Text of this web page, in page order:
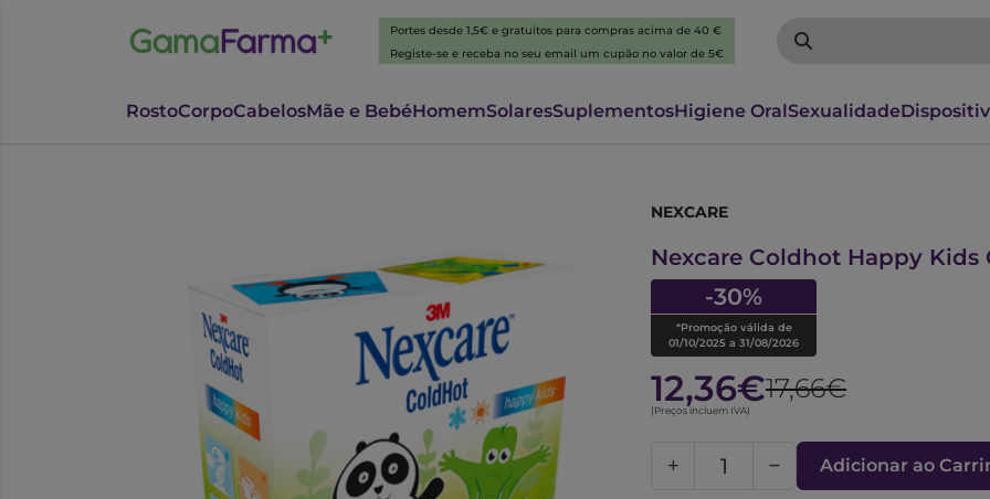
Portes desde 1,5€ e gratuitos para compras acima de 40 €
Registe-se e receba no seu email um cupão no valor de 5€
RostoCorpoCabelosMãe e BebéHomemSolaresSuplementosHigiene OralSexualidade
NEXCARE
Nexcare Coldhot Happy Kids
-30%
*Promoção válida de
01/10/2025 a 31/08/2026
12,36€17,66€
(Preços incluem IVA)
Adicionar ao